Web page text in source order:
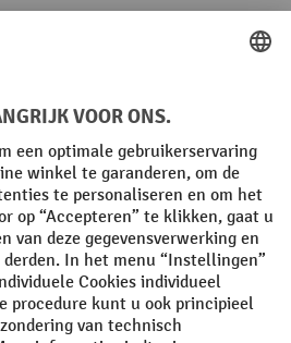
Copyright
Instellingen
costs and possible delivery charges,
voorraad strekt. De korting is niet van